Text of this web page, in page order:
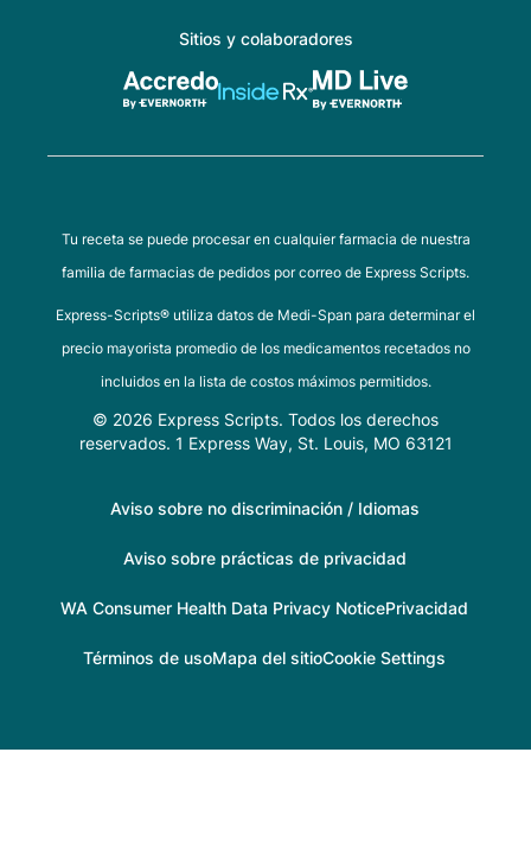
Sitios y colaboradores
Tu receta se puede procesar en cualquier farmacia de nuestra
familia de farmacias de pedidos por correo de Express Scripts.
Express-Scripts® utiliza datos de Medi-Span para determinar el
precio mayorista promedio de los medicamentos recetados no
incluidos en la lista de costos máximos permitidos.
© 2026 Express Scripts. Todos los derechos
reservados. 1 Express Way, St. Louis, MO 63121
Aviso sobre no discriminación / Idiomas
Aviso sobre prácticas de privacidad
WA Consumer Health Data Privacy NoticePrivacidad
Términos de usoMapa del sitioCookie Settings